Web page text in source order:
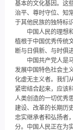
基本的文化基因。这
治平、尊时守位、知
于其他民族的独特标识
中国人民的理想和
植根于中国优秀传统
断与日俱新、与时俱
中国共产党人是马
发展中国特色社会主
化虚无主义者。我们
紧密结合起来，应该
人类创造的一切优秀
建设、改革的长期历
忠实继承者和弘扬者
分。中国人民正在为